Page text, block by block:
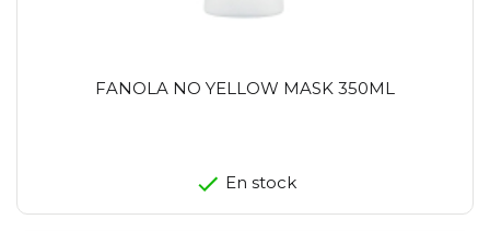
FANOLA NO YELLOW MASK 350ML
En stock